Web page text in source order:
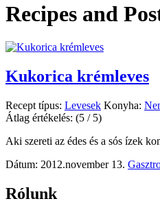
Recipes and
Kukorica krémleves
Recept típus: Levesek Konyha:
Átlag értékelés: (5 / 5)
Aki szereti az édes és a sós ízek
Dátum: 2012.november 13.
Rólunk